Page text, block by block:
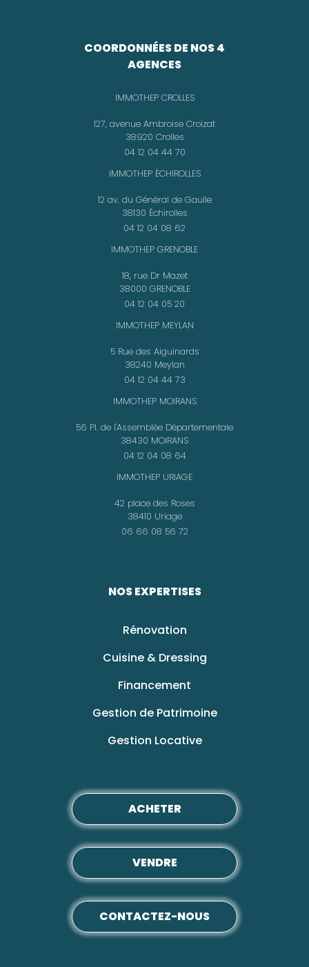
COORDONNÉES DE NOS 4
AGENCES
IMMOTHEP CROLLES
127, avenue Ambroise Croizat
38920 Crolles
04 12 04 44 70
IMMOTHEP ÉCHIROLLES
12 av. du Général de Gaulle
38130 Échirolles
04 12 04 08 62
IMMOTHEP GRENOBLE
18, rue Dr Mazet
38000 GRENOBLE
04 12 04 05 20
IMMOTHEP MEYLAN
5 Rue des Aiguinards
38240 Meylan
04 12 04 44 73
IMMOTHEP MOIRANS
56 Pl. de l'Assemblée Départementale
38430 MOIRANS
04 12 04 08 64
IMMOTHEP URIAGE
42 place des Roses
38410 Uriage
06 66 08 56 72
NOS EXPERTISES
Rénovation
Cuisine & Dressing
Financement
Gestion de Patrimoine
Gestion Locative
ACHETER
VENDRE
CONTACTEZ-NOUS